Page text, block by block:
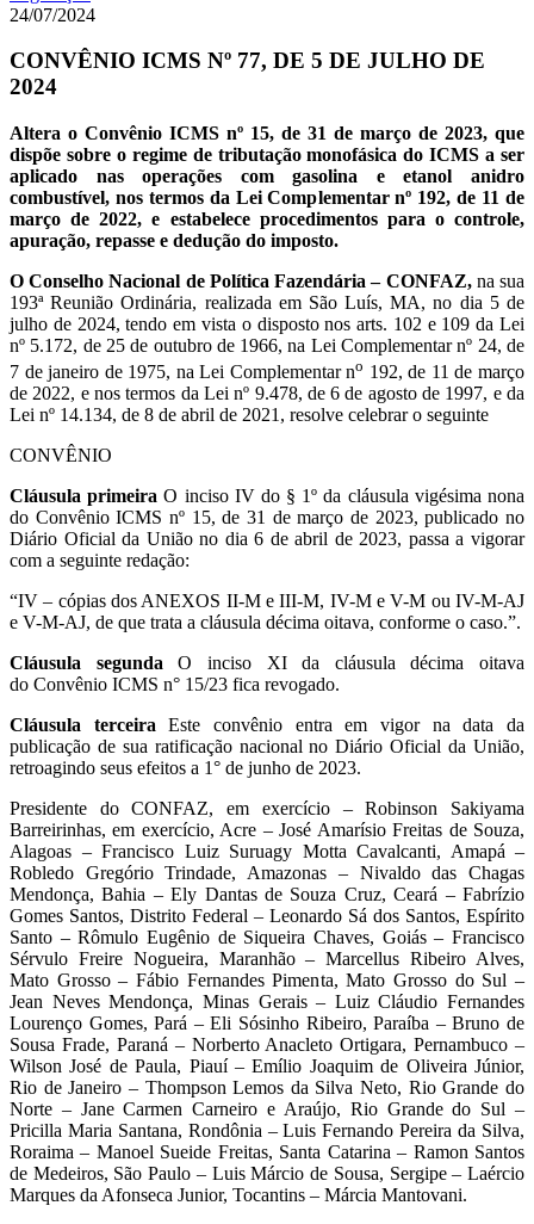
24/07/2024
CONVÊNIO ICMS Nº 77, DE 5 DE JULHO DE
2024
Altera o Convênio ICMS nº 15, de 31 de março de 2023, que
dispõe sobre o regime de tributação monofásica do ICMS a ser
aplicado nas operações com gasolina e etanol anidro
combustível, nos termos da Lei Complementar nº 192, de 11 de
março de 2022, e estabelece procedimentos para o controle,
apuração, repasse e dedução do imposto.
O Conselho Nacional de Política Fazendária – CONFAZ,na sua
193ª Reunião Ordinária, realizada em São Luís, MA, no dia 5 de
julho de 2024, tendo em vista o disposto nos arts. 102 e 109 da Lei
nº 5.172, de 25 de outubro de 1966, na Lei Complementar nº 24, de
7 de janeiro de 1975, na Lei Complementar no 192, de 11 de março
de 2022, e nos termos da Lei nº 9.478, de 6 de agosto de 1997, e da
Lei nº 14.134, de 8 de abril de 2021, resolve celebrar o seguinte
CONVÊNIO
Cláusula primeiraO inciso IV do § 1º da cláusula vigésima nona
do Convênio ICMS nº 15, de 31 de março de 2023, publicado no
Diário Oficial da União no dia 6 de abril de 2023, passa a vigorar
com a seguinte redação:
“IV – cópias dos ANEXOS II-M e III-M, IV-M e V-M ou IV-M-AJ
e V-M-AJ, de que trata a cláusula décima oitava, conforme o caso.”.
Cláusula segunda O inciso XI da cláusula décima oitava
do Convênio ICMS n° 15/23 fica revogado.
Cláusula terceiraEste convênio entra em vigor na data da
publicação de sua ratificação nacional no Diário Oficial da União,
retroagindo seus efeitos a 1° de junho de 2023.
Presidente do CONFAZ, em exercício – Robinson Sakiyama
Barreirinhas, em exercício, Acre – José Amarísio Freitas de Souza,
Alagoas – Francisco Luiz Suruagy Motta Cavalcanti, Amapá –
Robledo Gregório Trindade, Amazonas – Nivaldo das Chagas
Mendonça, Bahia – Ely Dantas de Souza Cruz, Ceará – Fabrízio
Gomes Santos, Distrito Federal – Leonardo Sá dos Santos, Espírito
Santo – Rômulo Eugênio de Siqueira Chaves, Goiás – Francisco
Sérvulo Freire Nogueira, Maranhão – Marcellus Ribeiro Alves,
Mato Grosso – Fábio Fernandes Pimenta, Mato Grosso do Sul –
Jean Neves Mendonça, Minas Gerais – Luiz Cláudio Fernandes
Lourenço Gomes, Pará – Eli Sósinho Ribeiro, Paraíba – Bruno de
Sousa Frade, Paraná – Norberto Anacleto Ortigara, Pernambuco –
Wilson José de Paula, Piauí – Emílio Joaquim de Oliveira Júnior,
Rio de Janeiro – Thompson Lemos da Silva Neto, Rio Grande do
Norte – Jane Carmen Carneiro e Araújo, Rio Grande do Sul –
Pricilla Maria Santana, Rondônia – Luis Fernando Pereira da Silva,
Roraima – Manoel Sueide Freitas, Santa Catarina – Ramon Santos
de Medeiros, São Paulo – Luis Márcio de Sousa, Sergipe – Laércio
Marques da Afonseca Junior, Tocantins – Márcia Mantovani.